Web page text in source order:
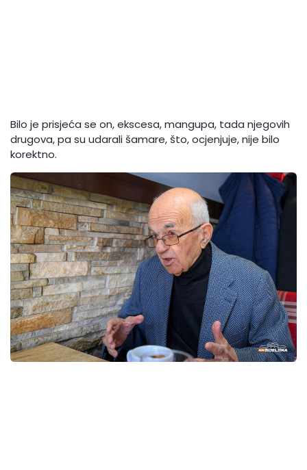
Bilo je prisjeća se on, ekscesa, mangupa, tada njegovih
drugova, pa su udarali šamare, što, ocjenjuje, nije bilo
korektno.